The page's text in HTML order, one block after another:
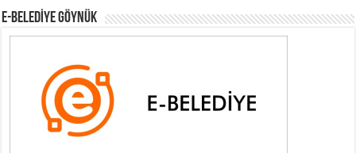
E-BELEDİYE GÖYNÜK